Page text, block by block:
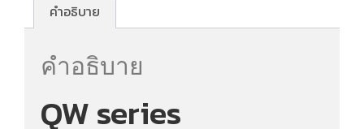
คำอธิบาย
คำอธิบาย
QW series